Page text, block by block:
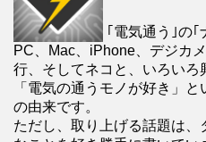
｢電気通う｣の｢
PC、Mac、iPhone、デジカ
行、そしてネコと、いろいろ
「電気の通うモノが好き」
の由来です。
ただし、取り上げる話題は、